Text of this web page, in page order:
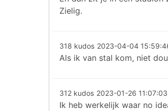
Zielig.
318 kudos 2023-04-04
Als ik van stal kom, niet
312 kudos 2023-01-26 11:07:03
Ik heb werkelijk waar no